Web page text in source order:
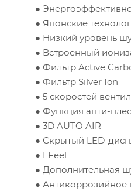
●
● Японские
● Низкий уровень
● Встроенный
● Фильтр Active
● Фильтр Silver Ion
● 5 скоростей
● Функция анти-
● 3D AUTO AIR
● Скрытый LED-
● I Feel
● Дополнительная
● Антикоррозийное